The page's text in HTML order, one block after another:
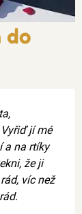
do
jí mé
a na rtíky
že ji
víc než